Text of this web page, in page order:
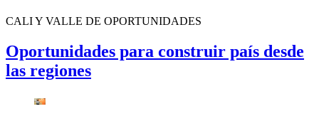
CALI Y VALLE DE OPORTUNIDADES
Oportunidades para construir país desde
las regiones